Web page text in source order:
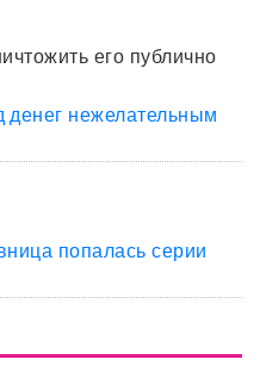
его публично
денег нежелательным
попалась серии